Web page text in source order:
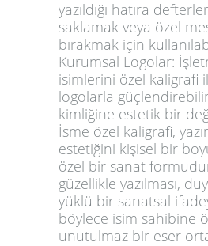
yazıldığı hatıra
saklamak veya özel
bırakmak için
Kurumsal Logolar:
isimlerini özel kaligrafi
logolarla
kimliğine estetik bir
İsme özel kaligrafi,
estetiğini kişisel bir
özel bir sanat
güzellikle yazılması,
yüklü bir sanatsal
böylece isim sahibine
unutulmaz bir eser